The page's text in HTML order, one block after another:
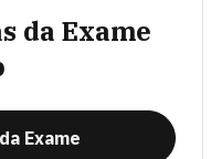
da Exame
Exame